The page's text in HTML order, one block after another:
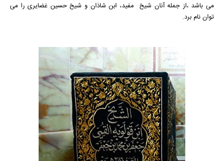
می باشد ،از جمله آنان شیخ مفید، ابن شاذان و شیخ حسین غضایری را می
توان نام برد.